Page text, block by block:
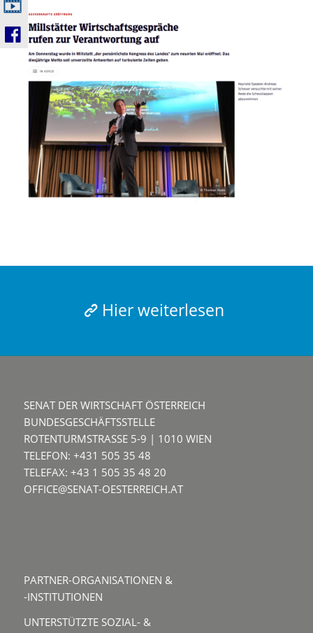
Hier weiterlesen
SENAT DER WIRTSCHAFT ÖSTERREICH
BUNDESGESCHÄFTSSTELLE
ROTENTURMSTRASSE 5-9 | 1010 WIEN
TELEFON: +431 505 35 48
TELEFAX: +43 1 505 35 48 20
OFFICE@SENAT-OESTERREICH.AT
PARTNER-ORGANISATIONEN &
-INSTITUTIONEN
UNTERSTÜTZTE SOZIAL- &